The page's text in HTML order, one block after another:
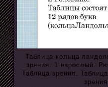
Таблица кольца
зрения. 1 взрослый.
Таблица зрения.